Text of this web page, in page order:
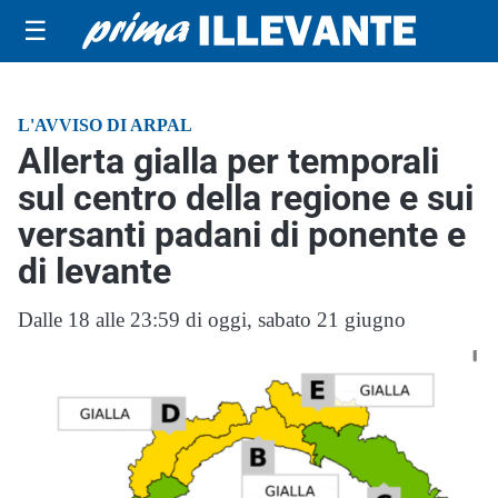
☰
L'AVVISO DI ARPAL
Allerta gialla per temporali
sul centro della regione e sui
versanti padani di ponente e
di levante
Dalle 18 alle 23:59 di oggi, sabato 21 giugno